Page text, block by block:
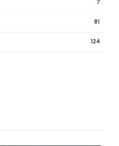
7
81
124